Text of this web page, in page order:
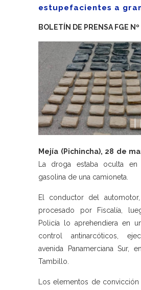
estupefacientes a
BOLETÍN DE PRENSA FGE
Mejía (Pichincha), 28 de
La droga estaba oculta
gasolina de una camioneta.
El conductor del
procesado por Fiscalía,
Policía lo aprehendiera en
control antinarcóticos,
avenida Panamerciana Sur,
Tambillo.
Los elementos de